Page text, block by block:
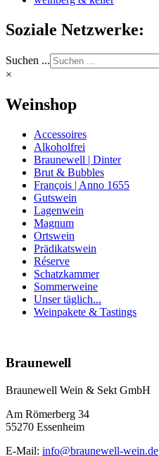
Soziale Netzwerke:
Suchen ...
×
Weinshop
Accessoires
Alkoholfrei
Braunewell | Dinter
Brut & Bubbles
François | Anno 1655
Gutswein
Lagenwein
Magnum
Ortswein
Prädikatswein
Réserve
Schatzkammer
Sommerweine
Unser täglich...
Weinpakete & Tastings
oben
Braunewell
Braunewell Wein & Sekt GmbH
Am Römerberg 34
55270 Essenheim
E-Mail: info@braunewell-wein.de